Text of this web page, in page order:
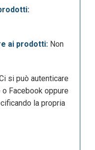
ai prodotti: Non
si può autenticare
Facebook oppure
la propria